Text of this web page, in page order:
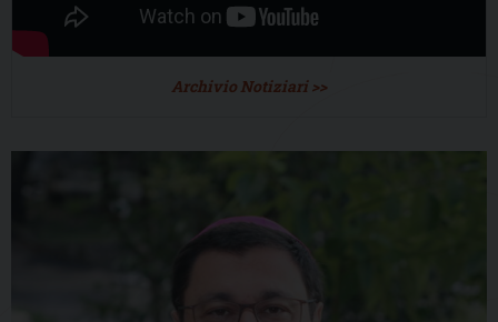
Archivio Notiziari >>